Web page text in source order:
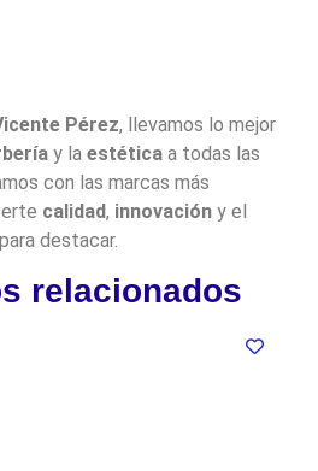
Pérez, llevamos lo mejor
y laestética a todas las
con las marcas más
calidad, innovación y el
destacar.
relacionados